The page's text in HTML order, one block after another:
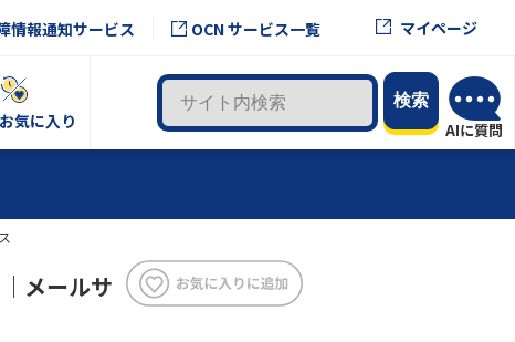
情報通知サービス OCN サービス一覧 マイページ
気に入り
メールサ